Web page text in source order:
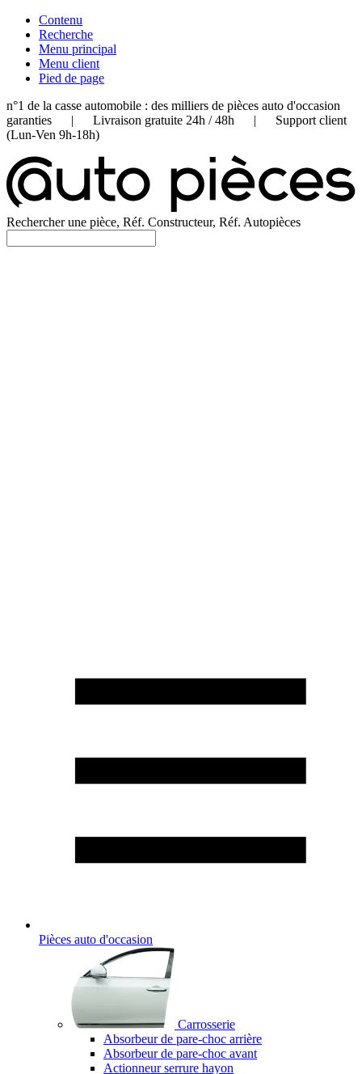
Contenu
Recherche
Menu principal
Menu client
Pied de page
n°1 de la casse automobile : des milliers de pièces auto d'occasion
garanties | Livraison gratuite 24h / 48h | Support client
(Lun-Ven 9h-18h)
Rechercher une pièce, Réf. Constructeur, Réf. Autopièces
Pièces auto d'occasion
Carrosserie
Absorbeur de pare-choc arrière
Absorbeur de pare-choc avant
Actionneur serrure hayon